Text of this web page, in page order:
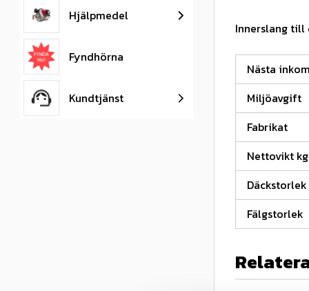
Innerslang till
Nästa
Miljöavgift
Fabrikat
Nettovikt kg
Däckstorlek
Fälgstorlek
Hjälpmedel
Fyndhörna
Kundtjänst